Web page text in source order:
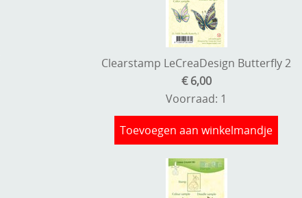
Clearstamp LeCreaDesign Butterfly 2
€ 6,00
Voorraad: 1
Toevoegen aan winkelmandje